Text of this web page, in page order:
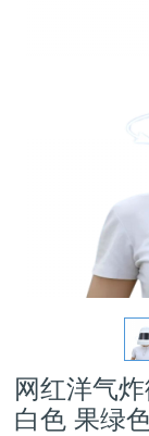
网红洋气
白色 果绿